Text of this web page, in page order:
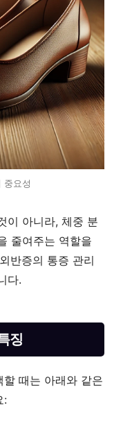
중요성
이 아니라, 체중 분
줄여주는 역할을
반증의 통증 관리
다.
징
때는 아래와 같은
: